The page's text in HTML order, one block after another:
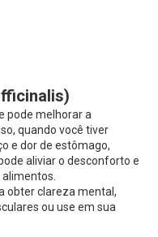
pode melhorar a
quando você tiver
e dor de estômago,
aliviar o desconforto e
obter clareza mental,
ou use em sua